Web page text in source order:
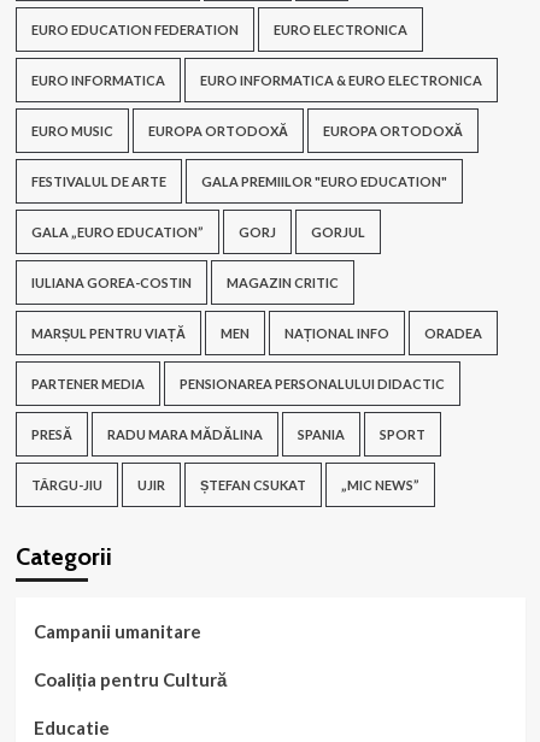
EURO EDUCATION FEDERATION EURO ELECTRONICA
EURO INFORMATICA EURO INFORMATICA & EURO ELECTRONICA
EURO MUSIC EUROPA ORTODOXĂ EUROPA ORTODOXĂ
FESTIVALUL DE ARTE GALA PREMIILOR "EURO EDUCATION"
GALA „EURO EDUCATION” GORJ GORJUL
IULIANA GOREA-COSTIN MAGAZIN CRITIC
MARȘUL PENTRU VIAȚĂ MEN NAȚIONAL INFO ORADEA
PARTENER MEDIA PENSIONAREA PERSONALULUI DIDACTIC
PRESĂ RADU MARA MĂDĂLINA SPANIA SPORT
TÂRGU-JIU UJIR ȘTEFAN CSUKAT „MIC NEWS”
Categorii
Campanii umanitare
Coaliția pentru Cultură
Educatie